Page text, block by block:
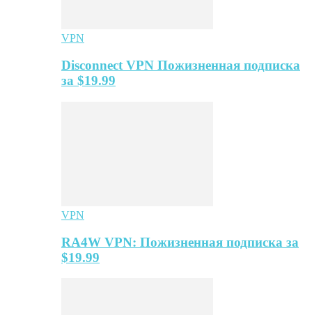
VPN
Disconnect VPN Пожизненная подписка
за $19.99
VPN
RA4W VPN: Пожизненная подписка за
$19.99